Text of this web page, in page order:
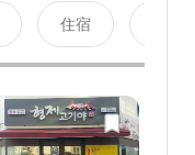
住宿